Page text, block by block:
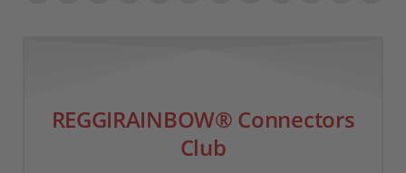
REGGIRAINBOW® Connectors
Club